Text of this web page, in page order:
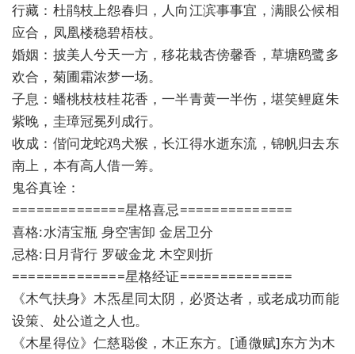
行藏：杜鹃枝上怨春归，人向江滨事事宜，满眼公候相
应合，凤凰楼稳碧梧枝。
婚姻：披美人兮天一方，移花栽杏傍馨香，草塘鸥鹭多
欢合，菊圃霜浓梦一场。
子息：蟠桃枝枝桂花香，一半青黄一半伤，堪笑鲤庭朱
紫晚，圭璋冠冕列成行。
收成：偕问龙蛇鸡犬猴，长江得水逝东流，锦帆归去东
南上，本有高人借一筹。
鬼谷真诠：
==============星格喜忌==============
喜格:水清宝瓶 身空害卸 金居卫分
忌格:日月背行 罗破金龙 木空则折
==============星格经证==============
《木气扶身》木炁星同太阴，必贤达者，或老成功而能
设策、处公道之人也。
《木星得位》仁慈聪俊，木正东方。[通微赋]东方为木